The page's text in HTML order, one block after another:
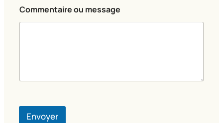
o
m
i
Commentaire ou message
Envoyer